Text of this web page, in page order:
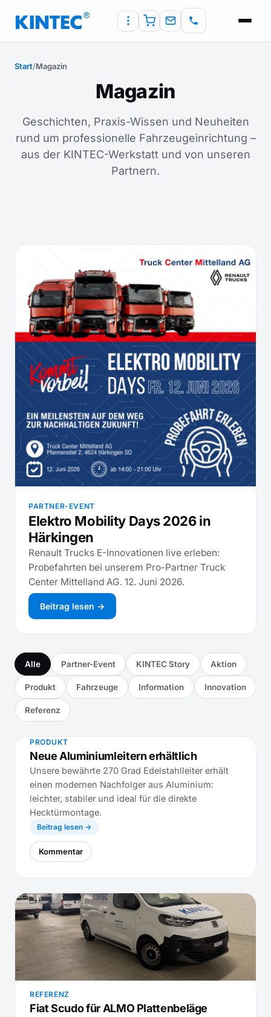
Start/Magazin
Magazin
Geschichten, Praxis-Wissen und Neuheiten
rund um professionelle Fahrzeugeinrichtung –
aus der KINTEC-Werkstatt und von unseren
Partnern.
PARTNER-EVENT
Elektro Mobility Days 2026 in
Härkingen
Renault Trucks E-Innovationen live erleben:
Probefahrten bei unserem Pro-Partner Truck
Center Mittelland AG. 12. Juni 2026.
Beitrag lesen →
Alle Partner-Event KINTEC Story Aktion
Produkt Fahrzeuge Information Innovation
Referenz
PRODUKT
Neue Aluminiumleitern erhältlich
Unsere bewährte 270 Grad Edelstahlleiter erhält
einen modernen Nachfolger aus Aluminium:
leichter, stabiler und ideal für die direkte
Hecktürmontage.
Beitrag lesen →
Kommentar
REFERENZ
Fiat Scudo für ALMO Plattenbeläge